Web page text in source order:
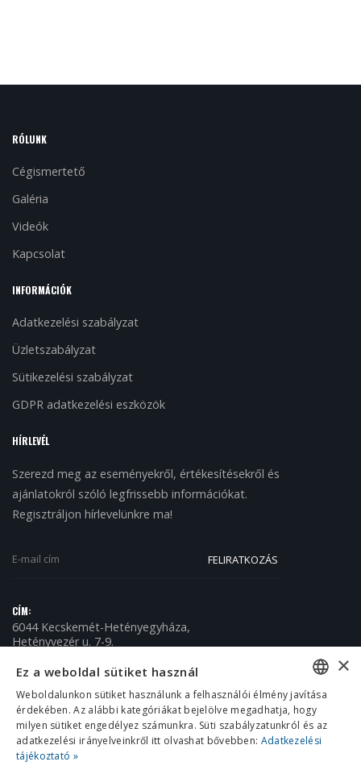
RÓLUNK
Cégismertető
Galéria
Videók
Kapcsolat
INFORMÁCIÓK
Adatkezelési szabályzat
Üzletszabályzat
Sütikezelési szabályzat
GDPR adatkezelési eszközök
HÍRLEVÉL
Szerezd meg az eseményekről, értékesítésekről és
ajánlatokról szóló legfrissebb információkat.
Regisztráljon hírlevelünkre ma!
CÍM:
6044 Kecskemét-Hetényegyháza,
Hetényvezér u. 7-9.
+36 (76) 509-150
E-MAIL:
info@omikronkft.hu
NYITVA TARTÁS:
H - P / 8:00 - 16:00
HUNGARIAN
ENGLISH
×
Ez a weboldal sütiket használ
Weboldalunkon sütiket használunk a felhasználói élmény javítása
érdekében. Az alábbi kategóriákat bejelölve megadhatja, hogy
milyen sütiket engedélyez számunkra. Süti szabályzatunkról és az
adatkezelési irányelveinkről itt olvashat bővebben: Adatkezelési
tájékoztató »